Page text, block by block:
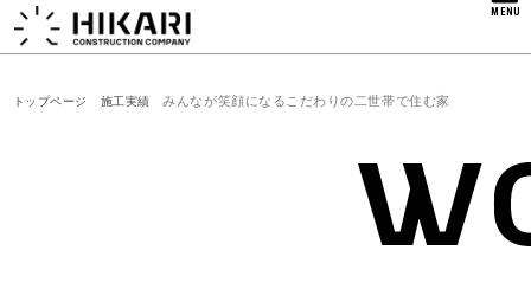
MENU
トップページ 施工実績 みんなが笑顔になるこだわりの二世帯で住む家